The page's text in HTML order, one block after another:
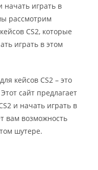
начать играть в
рассмотрим
CS2, которые
играть в этом
кейсов CS2 – это
сайт предлагает
и начать играть в
вам возможность
шутере.